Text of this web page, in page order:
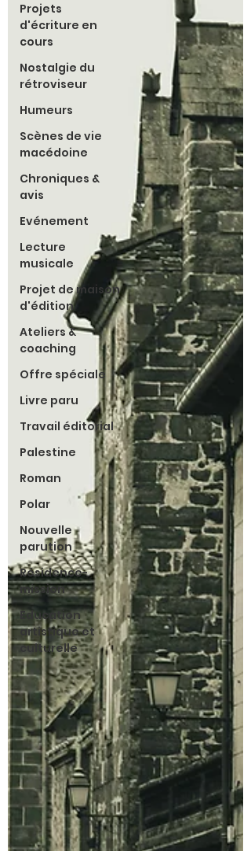
Projets
d'écriture en
cours
Nostalgie du
rétroviseur
Humeurs
Scènes de vie
macédoine
Chroniques &
avis
Evénement
Lecture
musicale
Projet de maison
d'édition
Ateliers &
coaching
Offre spéciale
Livre paru
Travail éditorial
Palestine
Roman
Polar
Nouvelle
parution
Résidence-
mission
Education
artistique et
culturelle